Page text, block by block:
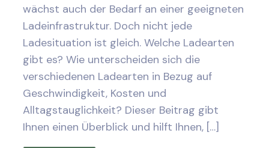
wächst auch der Bedarf an einer geeigneten
Ladeinfrastruktur. Doch nicht jede
Ladesituation ist gleich. Welche Ladearten
gibt es? Wie unterscheiden sich die
verschiedenen Ladearten in Bezug auf
Geschwindigkeit, Kosten und
Alltagstauglichkeit? Dieser Beitrag gibt
Ihnen einen Überblick und hilft Ihnen, […]